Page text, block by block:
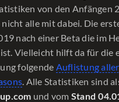
von den Anfängen
alle mit dabei. Die
nach einer Beta die im
Vielleicht hilft da für die
folgende Auflistung
. Alle Statistiken sind
und vom Stand